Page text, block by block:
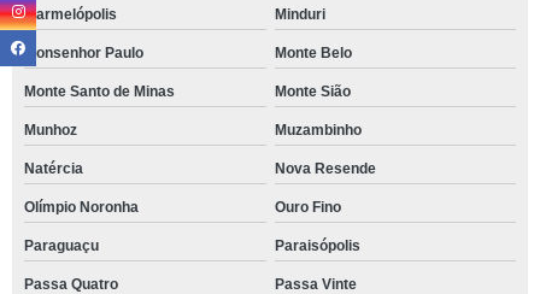
Marmelópolis Minduri
Monsenhor Paulo Monte Belo
Monte Santo de Minas Monte Sião
Munhoz Muzambinho
Natércia Nova Resende
Olímpio Noronha Ouro Fino
Paraguaçu Paraisópolis
Passa Quatro Passa Vinte